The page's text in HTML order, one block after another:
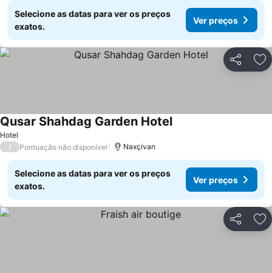
Selecione as datas para ver os preços
exatos.
Ver preços
Partilhar
Hotel
Qusar Shahdag Garden HotelVer preços
/ Pontuação não disponível Naxçivan
Selecione as datas para ver os preços
exatos.
Ver preços
Partilhar